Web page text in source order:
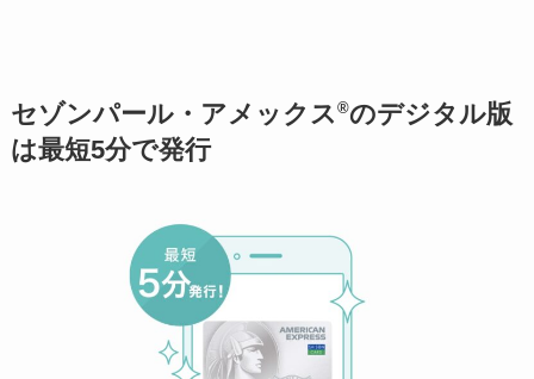
セゾンパール・アメックス ®のデジタル版
は最短5分で発行